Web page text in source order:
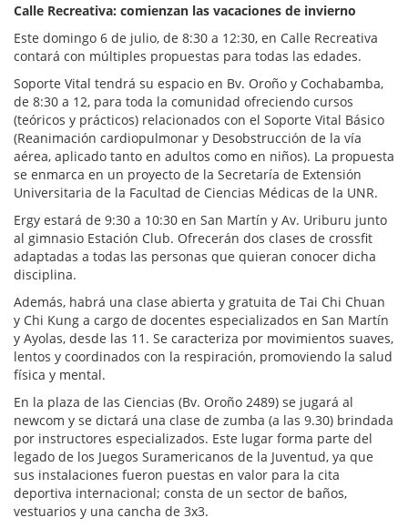
Calle Recreativa: comienzan las vacaciones de invierno
Este domingo 6 de julio, de 8:30 a 12:30, en Calle Recreativa
contará con múltiples propuestas para todas las edades.
Soporte Vital tendrá su espacio en Bv. Oroño y Cochabamba,
de 8:30 a 12, para toda la comunidad ofreciendo cursos
(teóricos y prácticos) relacionados con el Soporte Vital Básico
(Reanimación cardiopulmonar y Desobstrucción de la vía
aérea, aplicado tanto en adultos como en niños). La propuesta
se enmarca en un proyecto de la Secretaría de Extensión
Universitaria de la Facultad de Ciencias Médicas de la UNR.
Ergy estará de 9:30 a 10:30 en San Martín y Av. Uriburu junto
al gimnasio Estación Club. Ofrecerán dos clases de crossfit
adaptadas a todas las personas que quieran conocer dicha
disciplina.
Además, habrá una clase abierta y gratuita de Tai Chi Chuan
y Chi Kung a cargo de docentes especializados en San Martín
y Ayolas, desde las 11. Se caracteriza por movimientos suaves,
lentos y coordinados con la respiración, promoviendo la salud
física y mental.
En la plaza de las Ciencias (Bv. Oroño 2489) se jugará al
newcom y se dictará una clase de zumba (a las 9.30) brindada
por instructores especializados. Este lugar forma parte del
legado de los Juegos Suramericanos de la Juventud, ya que
sus instalaciones fueron puestas en valor para la cita
deportiva internacional; consta de un sector de baños,
vestuarios y una cancha de 3x3.